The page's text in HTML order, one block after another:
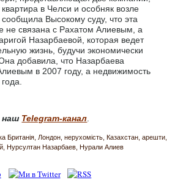
в Челси и особняк возле
Высокому суду, что эта
не связана с Рахатом Алиевым, а
Назарбаевой, которая ведет
жизнь, будучи экономически
добавила, что Назарбаева
в 2007 году, а недвижимость
наш Telegram-канал.
Британія Лондон нерухомість Казахстан арешти
Нурсултан Назарбаев Нурали Алиев